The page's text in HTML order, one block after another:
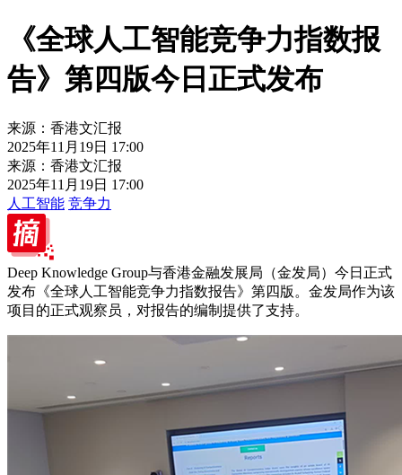
《全球人工智能竞争力指数报
告》第四版今日正式发布
来源：香港文汇报
2025年11月19日 17:00
来源：香港文汇报
2025年11月19日 17:00
人工智能 竞争力
Deep Knowledge Group与香港金融发展局（金发局）今日正式
发布《全球人工智能竞争力指数报告》第四版。金发局作为该
项目的正式观察员，对报告的编制提供了支持。